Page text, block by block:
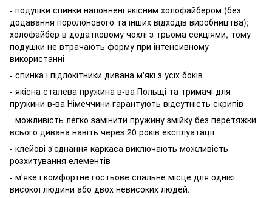
- подушки спинки наповнені якісним холофайбером (без
додавання поролонового та інших відходів виробництва);
холофайбер в додатковому чохлі з трьома секціями, тому
подушки не втрачають форму при інтенсивному
використанні
- спинка і підлокітники дивана м'які з усіх боків
- якісна сталева пружина в-ва Польщі та тримачі для
пружини в-ва Німеччини гарантують відсутність скрипів
- можливість легко замінити пружину змійку без перетяжки
всього дивана навіть через 20 років експлуатації
- клейові з'єднання каркаса виключають можливість
розхитування елементів
- м'яке і комфортне гостьове спальне місце для однієї
високої людини або двох невисоких людей.